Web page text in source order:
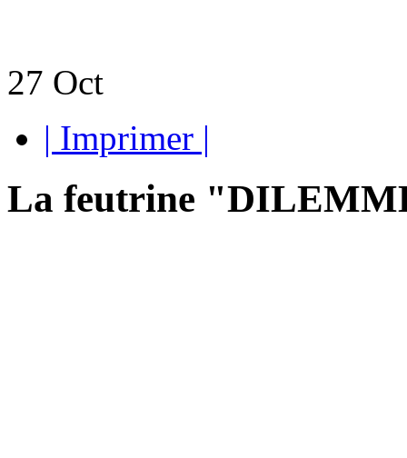
27 Oct
| Imprimer |
La feutrine